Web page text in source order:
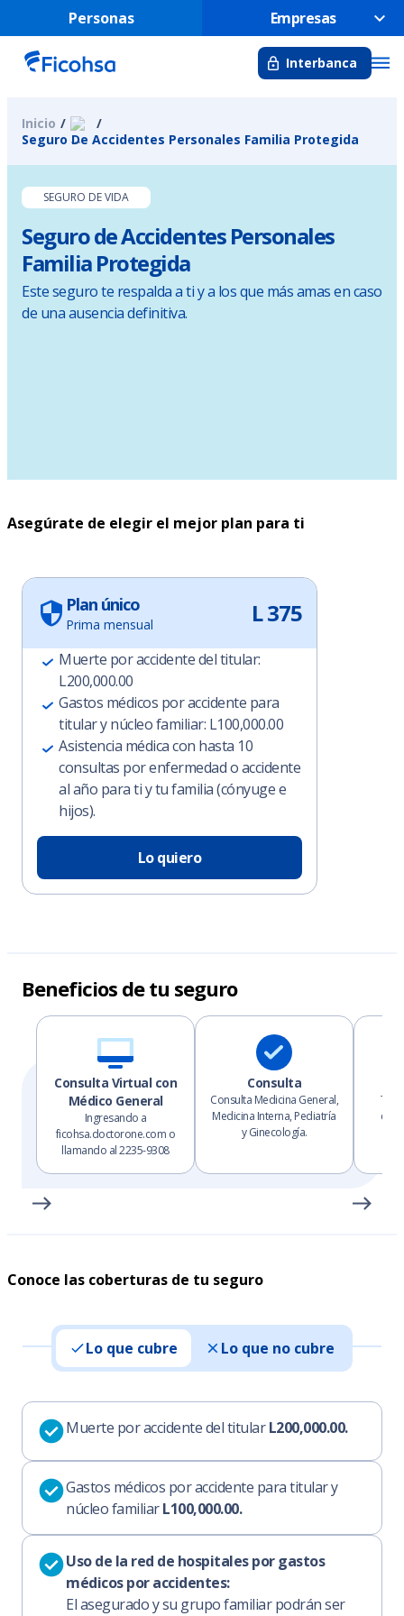
Personas Empresas
Interbanca
Inicio
Seguro De Accidentes Personales Familia Protegida
SEGURO DE VIDA
Seguro de Accidentes Personales
Familia Protegida
Este seguro te respalda a ti y a los que más amas en caso
de una ausencia definitiva.
Asegúrate de elegir el mejor plan para ti
Plan único
Prima mensual L 375
Muerte por accidente del titular:
L200,000.00
Gastos médicos por accidente para
titular y núcleo familiar: L100,000.00
Asistencia médica con hasta 10
consultas por enfermedad o accidente
al año para ti y tu familia (cónyuge e
hijos).
Lo quiero
Beneficios de tu seguro
Consulta Virtual con
Médico General
Ingresando a
ficohsa.doctorone.com o
llamando al 2235-9308
Consulta
Consulta Medicina General,
Medicina Interna, Pediatría
y Ginecología.
Te
Conoce las coberturas de tu seguro
Lo que cubre Lo que no cubre
Muerte por accidente del titularL200,000.00.
Gastos médicos por accidente para titular y
núcleo familiarL100,000.00.
Uso de la red de hospitales por gastos
médicos por accidentes:
El asegurado y su grupo familiar podrán ser